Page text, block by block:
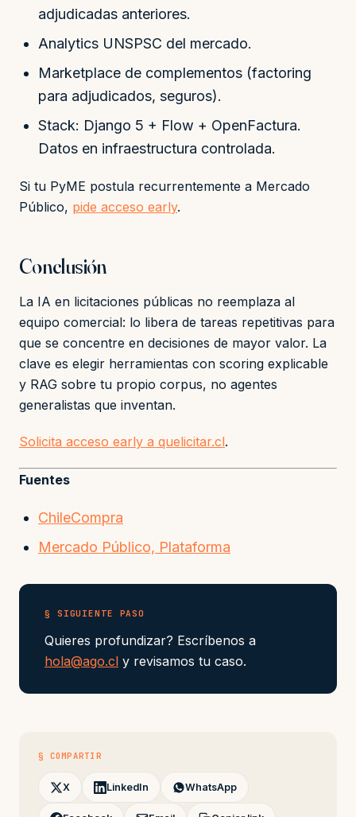
adjudicadas anteriores.
Analytics UNSPSC del mercado.
Marketplace de complementos (factoring
para adjudicados, seguros).
Stack: Django 5 + Flow + OpenFactura.
Datos en infraestructura controlada.
Si tu PyME postula recurrentemente a Mercado
Público, pide acceso early.
Conclusión
La IA en licitaciones públicas no reemplaza al
equipo comercial: lo libera de tareas repetitivas para
que se concentre en decisiones de mayor valor. La
clave es elegir herramientas con scoring explicable
y RAG sobre tu propio corpus, no agentes
generalistas que inventan.
Solicita acceso early a quelicitar.cl.
Fuentes
ChileCompra
Mercado Público, Plataforma
§ SIGUIENTE PASO
Quieres profundizar? Escríbenos a
hola@ago.cl y revisamos tu caso.
§ COMPARTIR
X LinkedIn WhatsApp